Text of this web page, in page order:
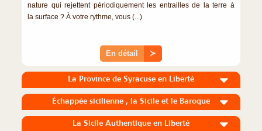
nature qui rejettent périodiquement les entrailles de la terre à
la surface ? À votre rythme, vous (...)
En détail ≻
La Province de Syracuse en Liberté
Échappée sicilienne , la Sicile et le Baroque
La Sicile Authentique en Liberté